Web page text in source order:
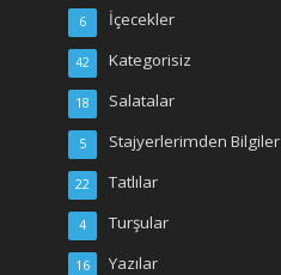
İçecekler
6
Kategorisiz
42
Salatalar
18
Stajyerlerimden Bilgiler
5
Tatlılar
22
Turşular
4
Yazılar
16